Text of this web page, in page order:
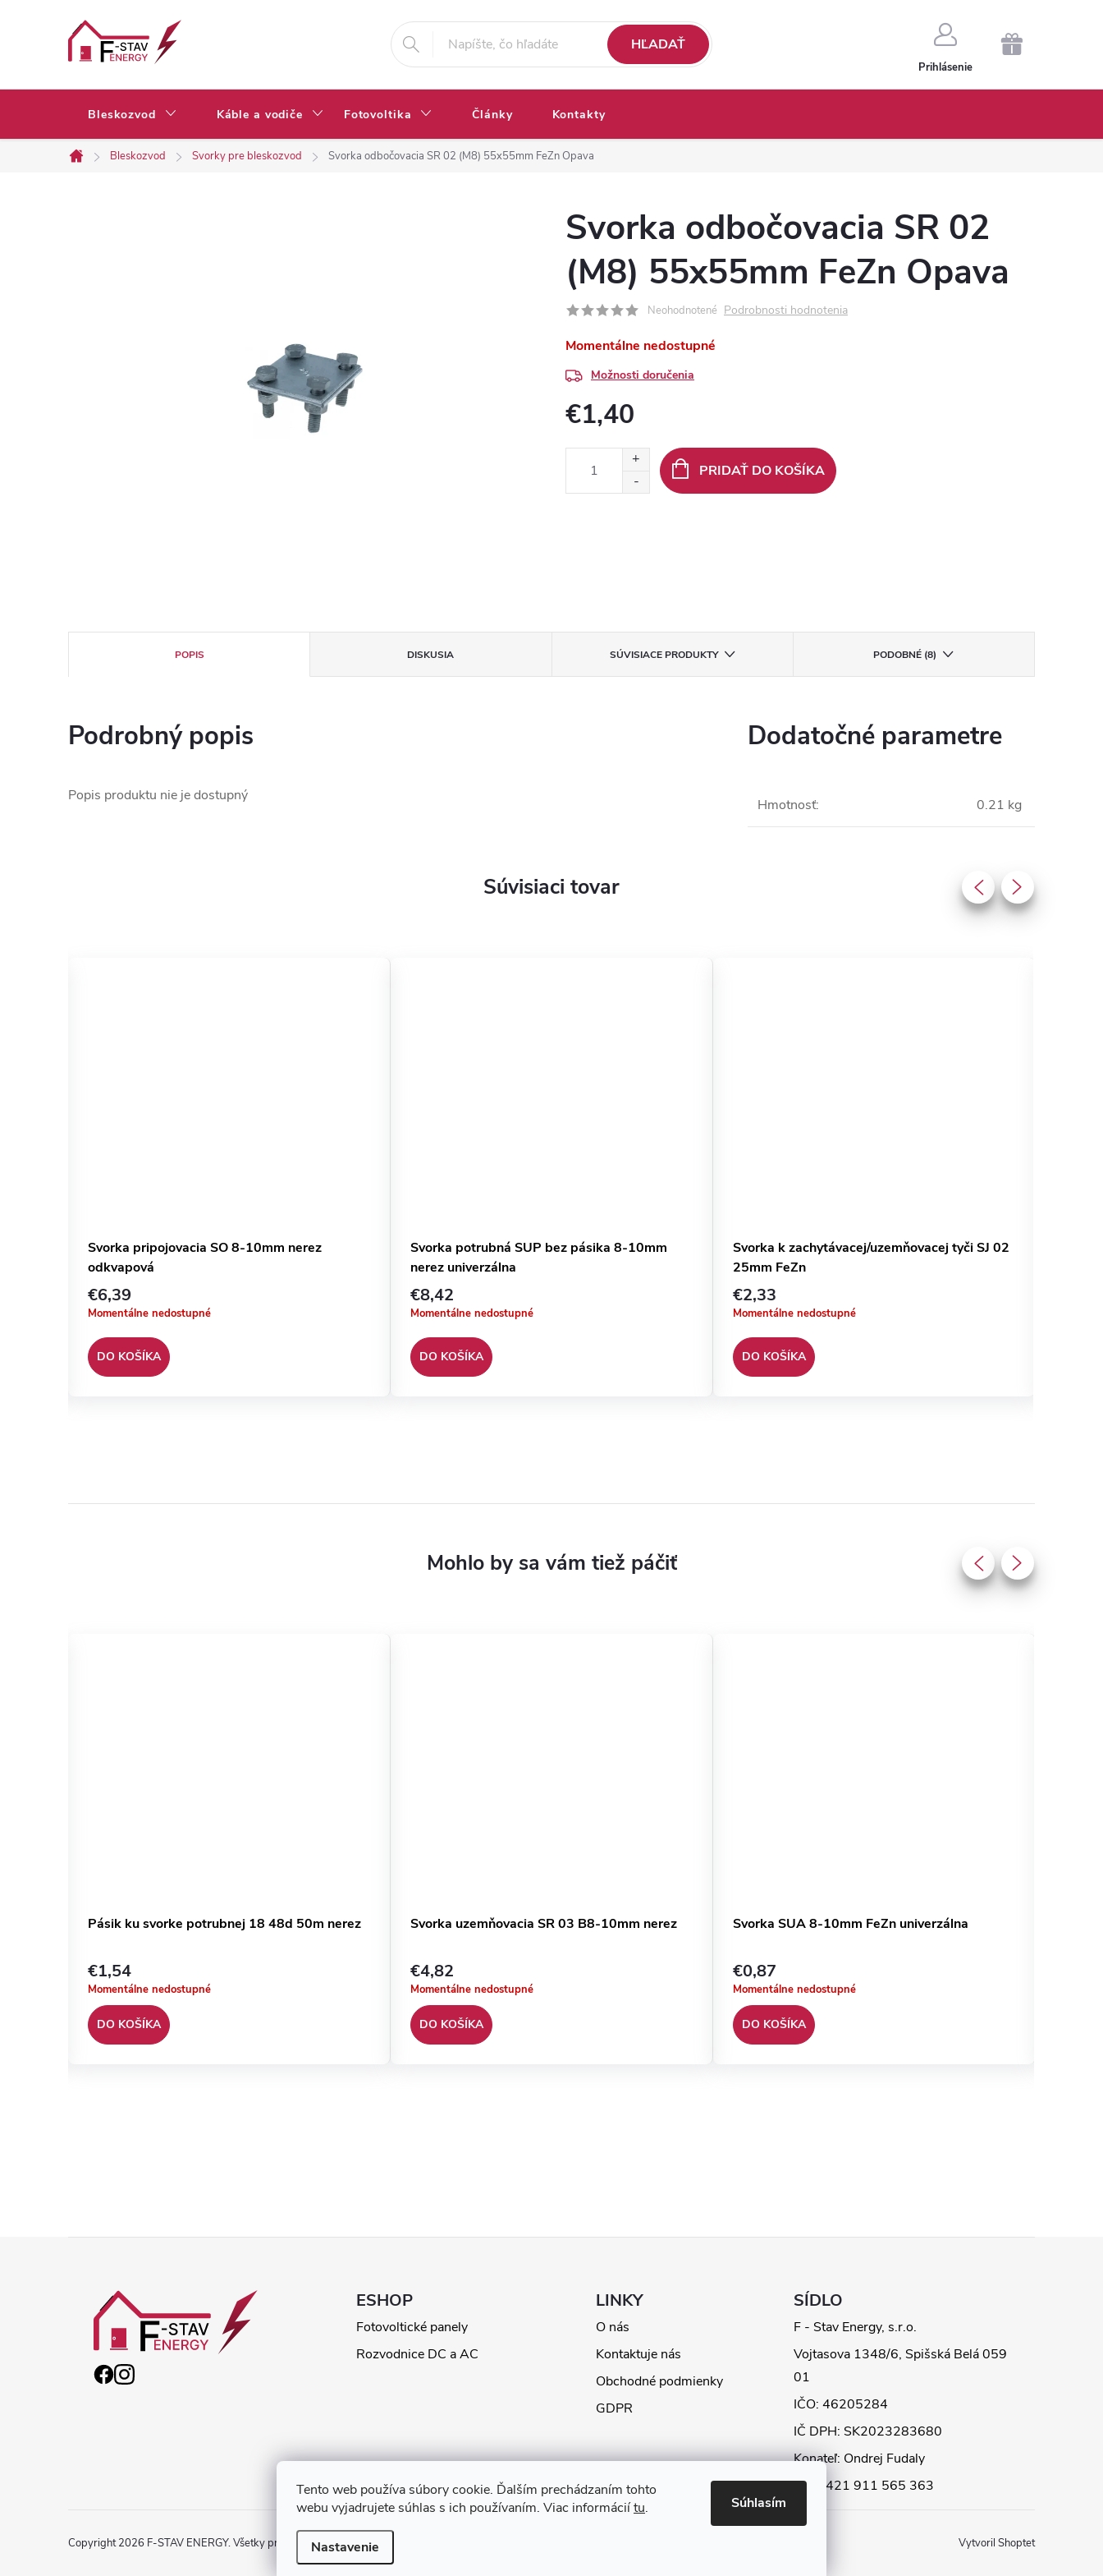
Tento web používa súbory cookie. Ďalším prechádzaním tohto
webu vyjadrujete súhlas s ich používaním. Viac informáciítu.
Nastavenie
Súhlasím
HĽADAŤ
Prihlásenie
NÁKUPNÝ
Bleskozvod Káble a vodiče Fotovoltika Články Kontakty
Domov
Bleskozvod Svorky pre bleskozvod Svorka odbočovacia SR 02 (M8) 55x55mm FeZn Opava
Svorka odbočovacia SR 02
(M8) 55x55mm FeZn Opava
Neohodnotené Podrobnosti hodnotenia
Momentálne nedostupné
Možnosti doručenia
€1,40
PRIDAŤ DO KOŠÍKA
POPIS DISKUSIA SÚVISIACE PRODUKTY PODOBNÉ (8)
Podrobný popis
Popis produktu nie je dostupný
Dodatočné parametre
Hmotnosť: 0.21 kg
Súvisiaci tovar
Svorka pripojovacia SO 8-10mm nerez
odkvapová
€6,39
Momentálne nedostupné
DO KOŠÍKA
Svorka potrubná SUP bez pásika 8-10mm
nerez univerzálna
€8,42
Momentálne nedostupné
DO KOŠÍKA
Svorka k zachytávacej/uzemňovacej tyči SJ 02
25mm FeZn
€2,33
Momentálne nedostupné
DO KOŠÍKA
Pásik ku svorke potrubnej 18 48d 50m nerez
€1,54
Momentálne nedostupné
DO KOŠÍKA
Svorka uzemňovacia SR 03 B8-10mm nerez
€4,82
Momentálne nedostupné
DO KOŠÍKA
Svorka SUA 8-10mm FeZn univerzálna
€0,87
Momentálne nedostupné
DO KOŠÍKA
ESHOP
Fotovoltické panely
Rozvodnice DC a AC
LINKY
O nás
Kontaktuje nás
Obchodné podmienky
GDPR
SÍDLO
F - Stav Energy, s.r.o.
Vojtasova 1348/6, Spišská Belá 059
01
IČO: 46205284
IČ DPH: SK2023283680
Konateľ: Ondrej Fudaly
Tel: +421 911 565 363
Vytvoril Shoptet
Copyright 2026 F-STAV ENERGY. Všetky práva vyhradené.